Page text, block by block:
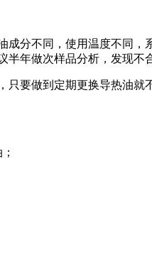
分不同，使用温度不同
年做次样品分析，发现不
要做到定期更换导热油